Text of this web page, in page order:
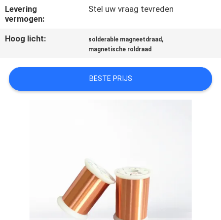
VERZOEK
OM EEN
SITEMAP
Levering
vermogen:
Stel uw vraag tevreden
Hoog licht: solderable magneetdraad ,
magnetische roldraad
BESTE PRIJS